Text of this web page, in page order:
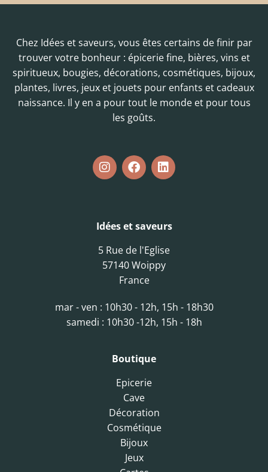
Chez Idées et saveurs, vous êtes certains de finir par
trouver votre bonheur : épicerie fine, bières, vins et
spiritueux, bougies, décorations, cosmétiques, bijoux,
plantes, livres, jeux et jouets pour enfants et cadeaux
naissance. Il y en a pour tout le monde et pour tous
les goûts.
Idées et saveurs
5 Rue de l'Eglise
57140 Woippy
France
mar - ven : 10h30 - 12h, 15h - 18h30
samedi : 10h30 -12h, 15h - 18h
Boutique
Epicerie
Cave
Décoration
Cosmétique
Bijoux
Jeux